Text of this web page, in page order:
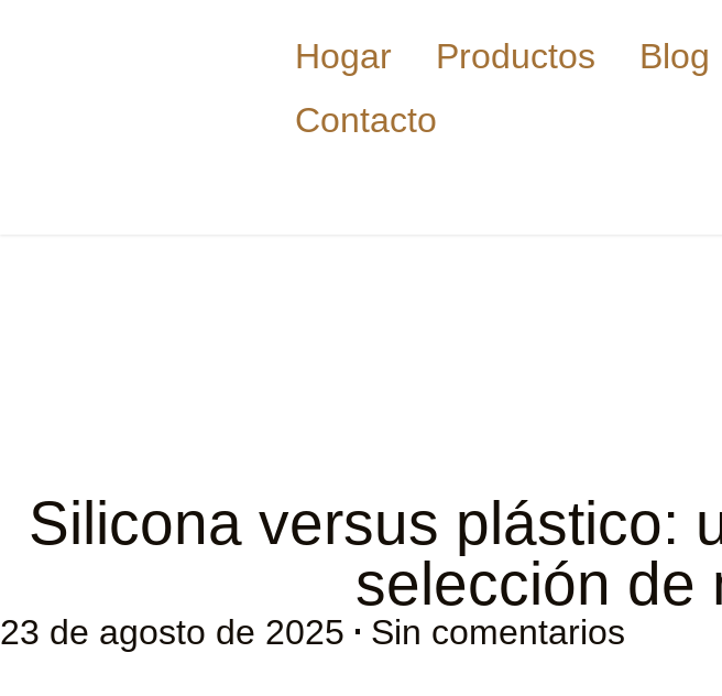
Hogar Productos Blog
Contacto
Silicona versus plástico:
selección de
23 de agosto de 2025 Sin comentarios